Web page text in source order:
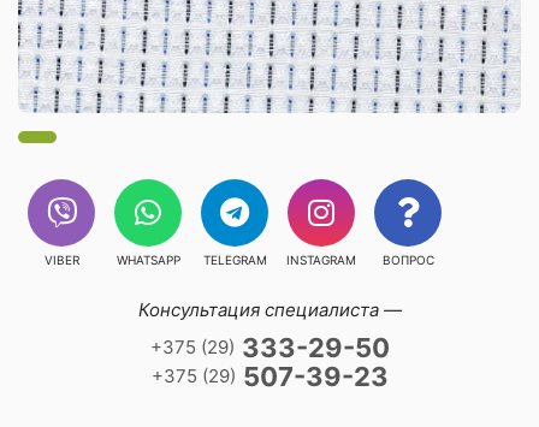
VIBER WHATSAPP TELEGRAM INSTAGRAM ВОПРОС
Консультация специалиста —
+375 (29) 333-29-50
+375 (29) 507-39-23